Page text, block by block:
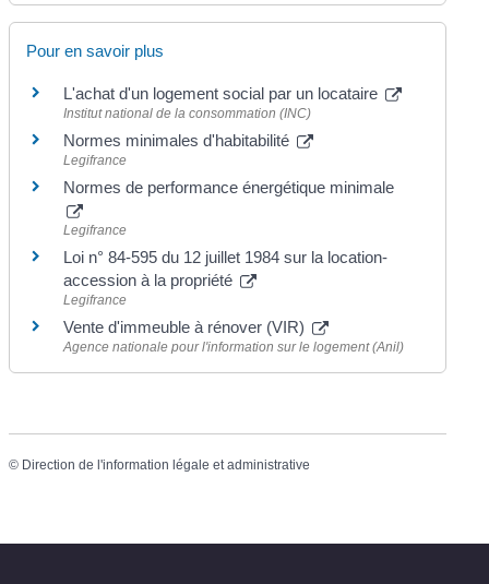
Pour en savoir plus
L'achat d'un logement social par un locataire
Institut national de la consommation (INC)
Normes minimales d'habitabilité
Legifrance
Normes de performance énergétique minimale
Legifrance
Loi n° 84-595 du 12 juillet 1984 sur la location-
accession à la propriété
Legifrance
Vente d'immeuble à rénover (VIR)
Agence nationale pour l'information sur le logement (Anil)
© Direction de l'information légale et administrative